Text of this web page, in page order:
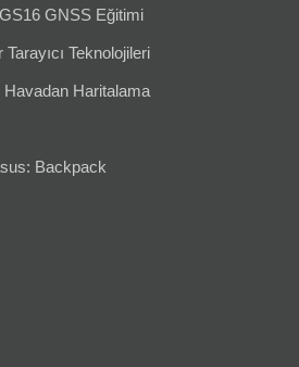
GNSS Eğitimi
Teknolojileri
Havadan Haritalama
Backpack